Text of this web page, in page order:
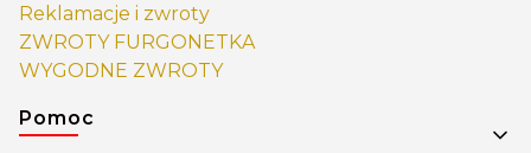
Reklamacje i zwroty
ZWROTY FURGONETKA
WYGODNE ZWROTY
Pomoc